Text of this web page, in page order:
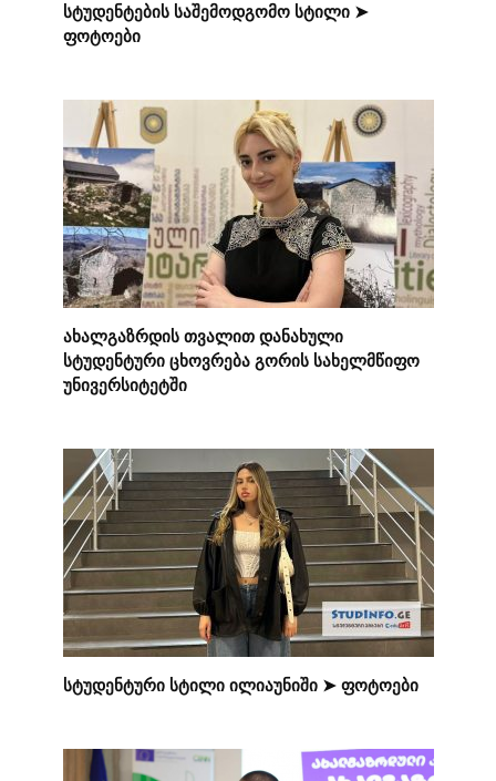
სტუდენტების საშემოდგომო სტილი ➤
ფოტოები
ახალგაზრდის თვალით დანახული
სტუდენტური ცხოვრება გორის სახელმწიფო
უნივერსიტეტში
სტუდენტური სტილი ილიაუნიში ➤ ფოტოები